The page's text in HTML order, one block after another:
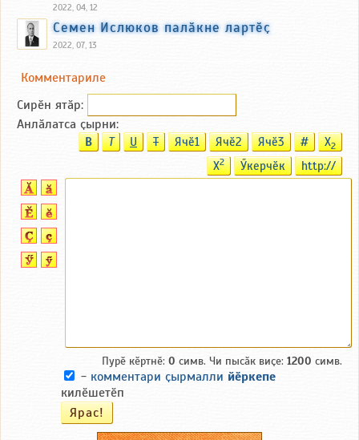
2022, 04, 12
Семен Ислюков палӑкне лартӗҫ
2022, 07, 13
Комментариле
Сирӗн ятӑp:
Анлӑлатса ҫырни:
B T U T Ячӗ1 Ячӗ2 Ячӗ3 # X2
X2 Ӳкерчӗк http://
Пурӗ кӗртнӗ: 0 симв. Чи пысӑк виҫе: 1200 симв.
- комментари ҫырмалли йӗркепе
килӗшетӗп